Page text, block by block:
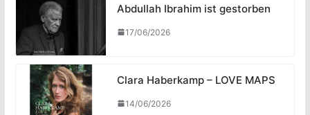
Abdullah Ibrahim ist gestorben
17/06/2026
Clara Haberkamp – LOVE MAPS
14/06/2026